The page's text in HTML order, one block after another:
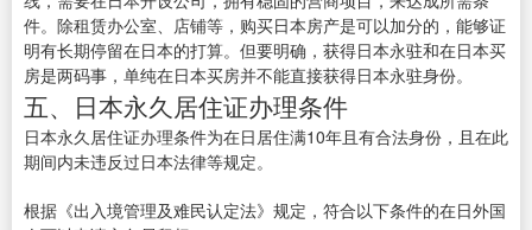
件。除租赁办公室、店铺等，购买日本房产是可以加分的，能够证
明有长期停留在日本的打算。但要明确，获得日本永驻和在日本买
房是两码事，单纯在日本买房并不能直接获得日本永驻身份。
五、日本永久居住证办理条件
日本永久居住证办理条件为在日居住满10年且有合法身份，且在此
期间内未违反过日本法律等规定。
根据《出入境管理及难民认定法》规定，符合以下条件的在日外国